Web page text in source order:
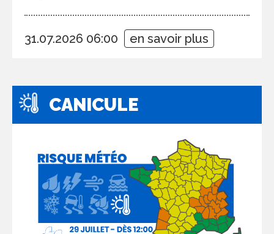
31.07.2026 06:00 en savoir plus
CANICULE